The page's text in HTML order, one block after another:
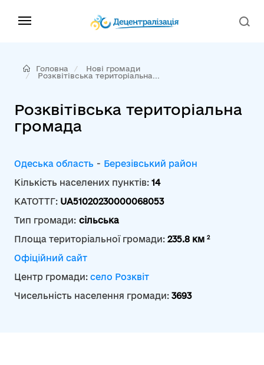
Головна
Нові громади
Розквітівська територіальна...
Розквітівська територіальна
громада
Одеська область - Березівський район
Кількість населених пунктів: 14
КАТОТТГ: UA51020230000068053
Тип громади: сільська
Площа територіальної громади: 235.8 км 2
Офіційний сайт
Центр громади: село Розквіт
Чисельність населення громади: 3693